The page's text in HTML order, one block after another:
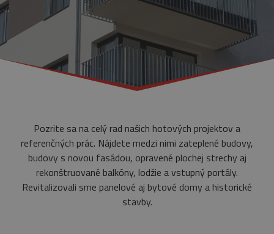
Pozrite sa na celý rad našich hotových projektov a
referenčných prác. Nájdete medzi nimi zateplené budovy,
budovy s novou fasádou, opravené plochej strechy aj
rekonštruované balkóny, lodžie a vstupný portály.
Revitalizovali sme panelové aj bytové domy a historické
stavby.